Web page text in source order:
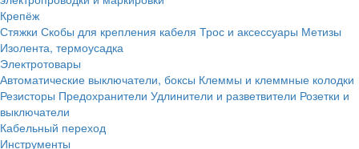
Крепёж
Стяжки Скобы для крепления кабеля Трос и аксессуары Метизы
Изолента, термоусадка
Электротовары
Автоматические выключатели, боксы Клеммы и клеммные колодки
Резисторы Предохранители Удлинители и разветвители Розетки и
выключатели
Кабельный переход
Инструменты